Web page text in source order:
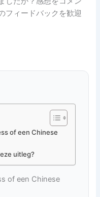
フィードバックを歓迎
of een Chinese
uitleg?
of een Chinese